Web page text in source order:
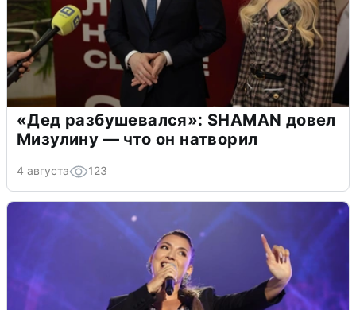
«Дед разбушевался»: SHAMAN довел
Мизулину — что он натворил
4 августа 123